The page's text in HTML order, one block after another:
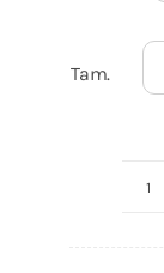
Tam.